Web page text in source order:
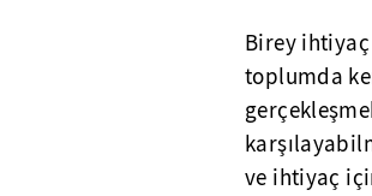
Birey
toplumda
ve ihtiyaç